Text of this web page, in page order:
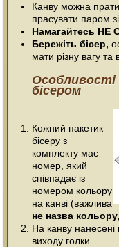
Канву можна
прасувати паром
Намагайтесь НЕ
Бережіть бісер,
мати різну вагу та
бісером
Кожний пакетик
бісеру з
комплекту має
номер, який
співпадає із
номером кольору
на канві (важлива
не назва
На канву нанесені
виходу голки.